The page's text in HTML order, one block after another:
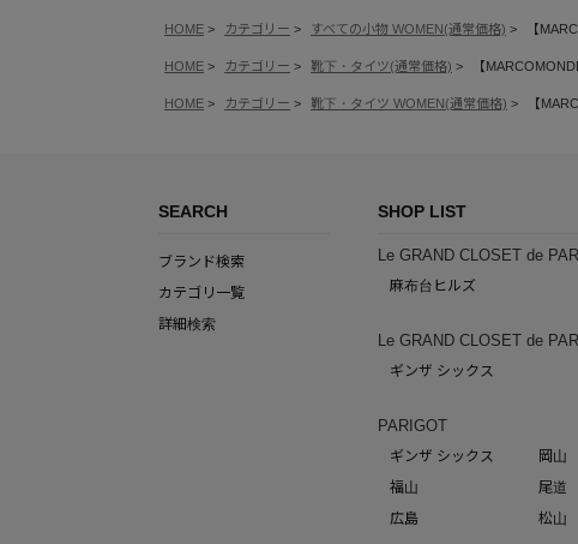
HOME カテゴリー すべての小物 WOMEN(通常価格) 【
HOME カテゴリー 靴下・タイツ(通常価格) 【
HOME カテゴリー 靴下・タイツ WOMEN(通常価格) 【
SEARCH
ブランド検索
カテゴリ一覧
詳細検索
SHOP LIST
Le GRAND CLOSET de
麻布台ヒルズ
Le GRAND CLOSET de
ギンザ シックス
PARIGOT
ギンザ シックス
岡山
福山
尾道
広島
松山